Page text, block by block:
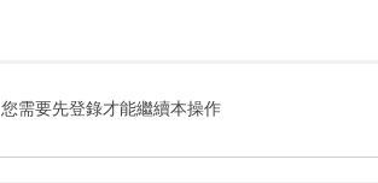
您需要先登錄才能繼續本操作